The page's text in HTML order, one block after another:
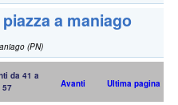
a maniago
(PN)
da 41 a
57
Avanti Ultima pagina